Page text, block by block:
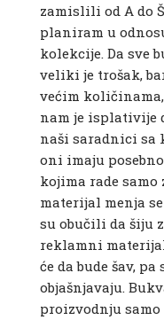
zamislili od A do
planiram u
kolekcije. Da sve
veliki je trošak,
većim
nam je isplativije
naši saradnici sa
oni imaju
kojima rade samo
materijal menja
su obučili da šiju
reklamni
će da bude šav,
objašnjavaju.
proizvodnju